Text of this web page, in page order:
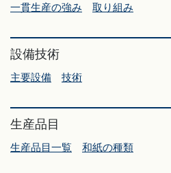
一貫生産の強み 取り組み
設備技術
主要設備 技術
生産品目
生産品目一覧 和紙の種類